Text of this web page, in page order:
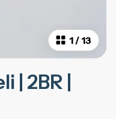
1/ 13
| 2BR |